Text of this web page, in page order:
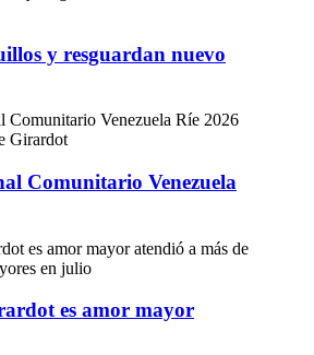
y resguardan nuevo
Comunitario Venezuela
es amor mayor